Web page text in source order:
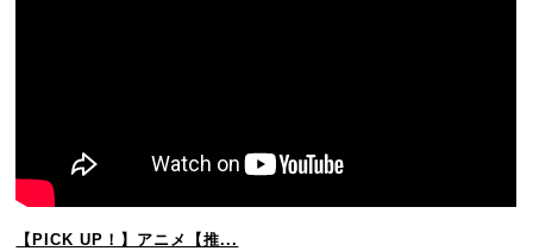
【PICK UP！】アニメ【推...